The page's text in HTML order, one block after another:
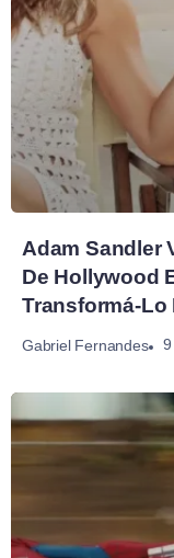
Adam Sandler
De Hollywood
Transformá-Lo
Gabriel Fernandes